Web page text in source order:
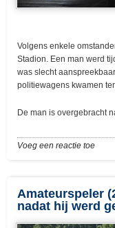
Volgens enkele
Stadion. Een man werd
was slecht
politiewagens kwamen
De man is overgebracht
Voeg een reactie toe
Amateurspeler
nadat hij werd